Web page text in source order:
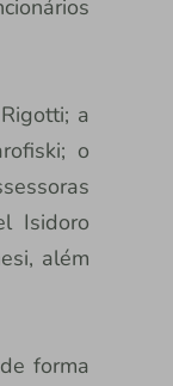
a
o
Isidoro
além
forma